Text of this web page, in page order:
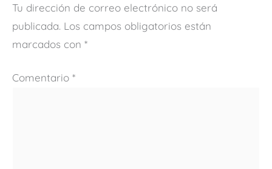
Tu dirección de correo electrónico no será
publicada. Los campos obligatorios están
marcados con *
Comentario *